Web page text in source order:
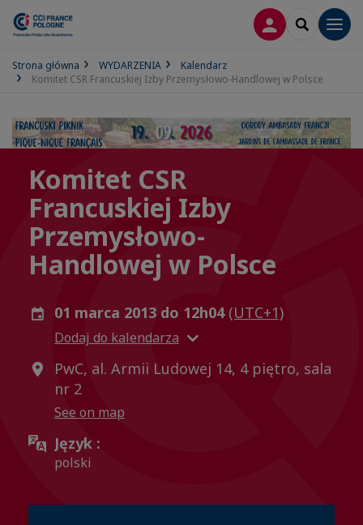
LOGOWANIE
SEARCH
Strona główna WYDARZENIA
Kalendarz
Komitet CSR Francuskiej Izby Przemysłowo-Handlowej w Polsce
Komitet CSR
Francuskiej Izby
Przemysłowo-
Handlowej w Polsce
01 marca 2013 do 12h04 (UTC+1)
Dodaj do kalendarza
PwC, al. Armii Ludowej 14, 4 piętro, sala
nr 2
See on map
Język :
polski